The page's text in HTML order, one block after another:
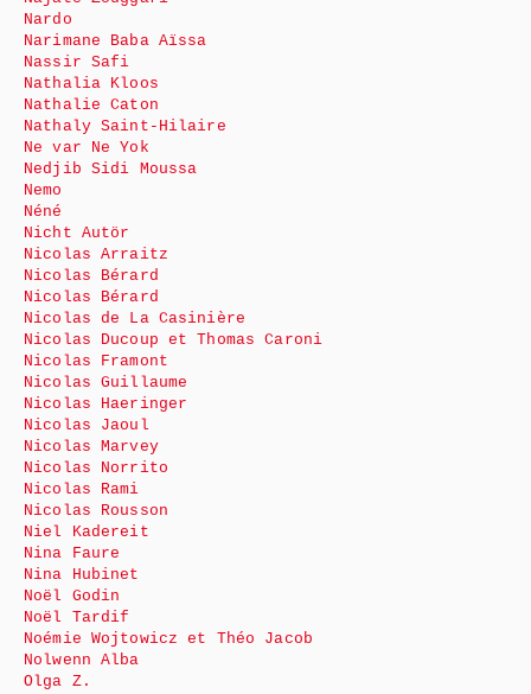
Nardo
Narimane Baba Aïssa
Nassir Safi
Nathalia Kloos
Nathalie Caton
Nathaly Saint-Hilaire
Ne var Ne Yok
Nedjib Sidi Moussa
Nemo
Néné
Nicht Autör
Nicolas Arraitz
Nicolas Bérard
Nicolas Bérard
Nicolas de La Casinière
Nicolas Ducoup et Thomas Caroni
Nicolas Framont
Nicolas Guillaume
Nicolas Haeringer
Nicolas Jaoul
Nicolas Marvey
Nicolas Norrito
Nicolas Rami
Nicolas Rousson
Niel Kadereit
Nina Faure
Nina Hubinet
Noël Godin
Noël Tardif
Noémie Wojtowicz et Théo Jacob
Nolwenn Alba
Olga Z.